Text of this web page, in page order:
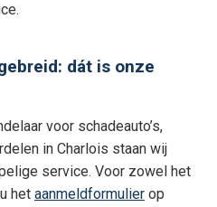
dát is onze
voor schadeauto’s,
in Charlois staan wij
service. Voor zowel het
het aanmeldformulier op